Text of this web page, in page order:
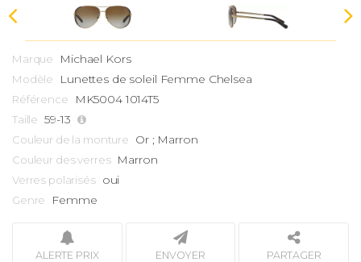
Marque Michael Kors
Modèle Lunettes de soleil Femme Chelsea
Référence MK5004 1014T5
Taille 59-13
Couleur de la monture Or ; Marron
Couleur des verres Marron
Verres polarisés oui
Genre Femme
ALERTE PRIX ENVOYER PARTAGER